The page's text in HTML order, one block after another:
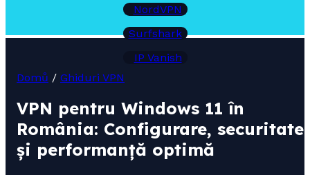
NordVPN
Surfshark
IP Vanish
Domů / Ghiduri VPN
VPN pentru Windows 11 în
România: Configurare, securitate
și performanță optimă